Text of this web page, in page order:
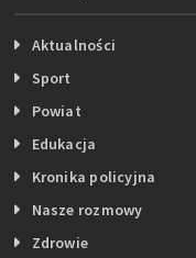
Aktualności
Sport
Powiat
Edukacja
Kronika policyjna
Nasze rozmowy
Zdrowie